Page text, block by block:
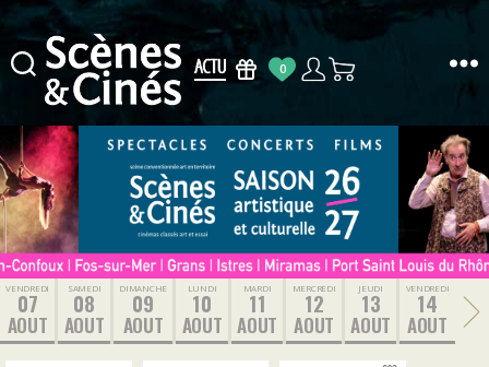
&
Cinés
0
VENDREDI
07
AOUT
SAMEDI
08
AOUT
DIMANCHE
09
AOUT
LUNDI
10
AOUT
MARDI
11
AOUT
MERCREDI
12
AOUT
JEUDI
13
AOUT
VENDREDI
14
AOUT